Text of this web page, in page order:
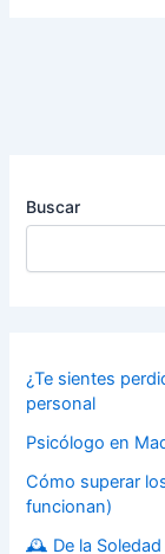
Buscar
¿Te sientes
personal
Psicólogo en
Cómo superar
funcionan)
🕰️ De la Soledad